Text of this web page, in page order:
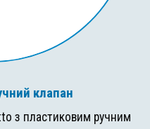
клапан
з пластиковим ручним